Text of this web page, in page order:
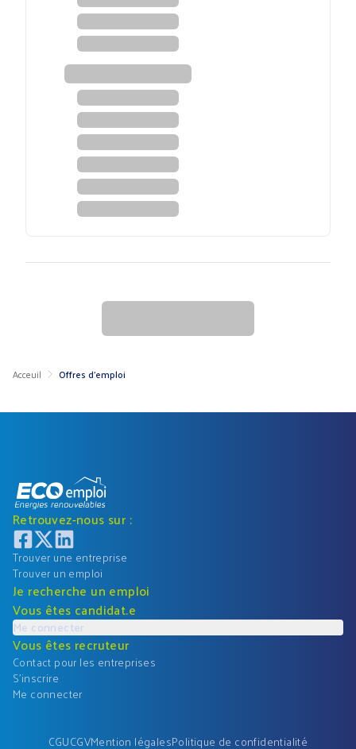
Acceuil Offres d'emploi
Retrouvez-nous sur :
Trouver une entreprise
Trouver un emploi
Je recherche un emploi
Vous êtes candidat.e
Me connecter
Vous êtes recruteur
Contact pour les entreprises
S'inscrire
Me connecter
CGUCGVMention légalesPolitique de confidentialité